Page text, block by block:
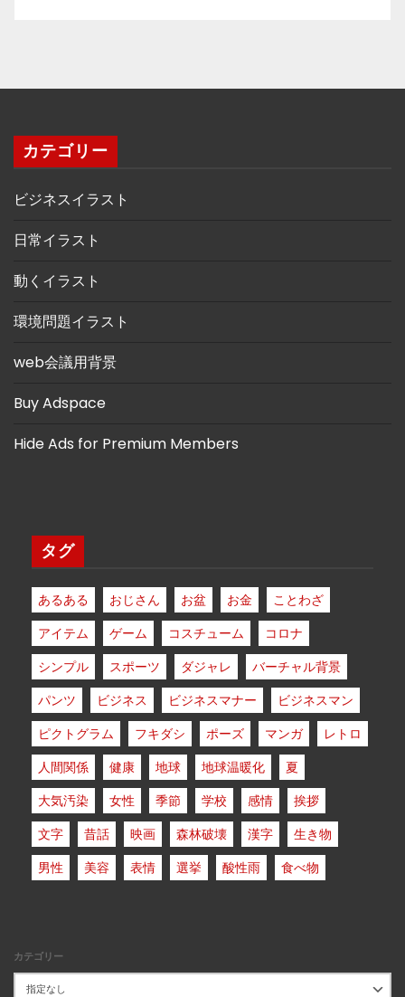
カテゴリー
ビジネスイラスト
日常イラスト
動くイラスト
環境問題イラスト
web会議用背景
Buy Adspace
Hide Ads for Premium Members
タグ
あるある おじさん お盆 お金
ことわざ
アイテム
ゲーム コスチューム
コロナ
シンプル
スポーツ ダジャレ
バーチャル背景
パンツ
ビジネス ビジネスマナー
ビジネスマン
ピクトグラム
フキダシ ポーズ マンガ
レトロ
人間関係
健康 地球 地球温暖化
夏
大気汚染
女性 季節 学校 感情
挨拶
文字
昔話 映画 森林破壊 漢字
生き物
男性
美容 表情 選挙 酸性雨 食べ物
カテゴリー